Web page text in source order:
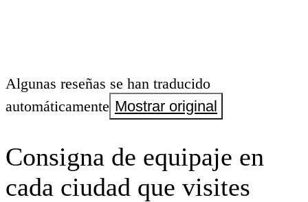
Algunas reseñas se han traducido
automáticamente Mostrar original
Consigna de equipaje en
cada ciudad que visites